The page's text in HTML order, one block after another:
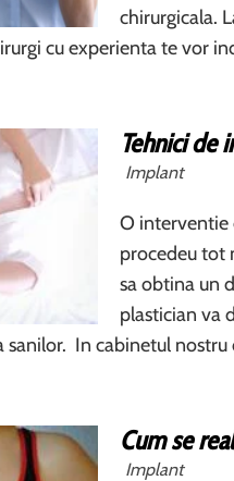
chirurgicala.
cu experienta te vor
Tehnici de
Implant
O interventie
procedeu tot
sa obtina un
plastician va
sanilor. In cabinetul
Cum se
Implant